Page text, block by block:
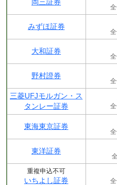
みずほ証券
大和証券
野村證券
三菱UFJモルガン・ス
タンレー証券
東海東京証券
東洋証券
重複申込不可
いちよし証券